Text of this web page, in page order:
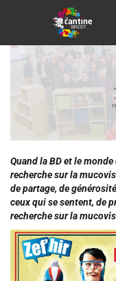
Quand la BD et le
recherche sur la
de partage, de
ceux qui se sentent, de
recherche sur la